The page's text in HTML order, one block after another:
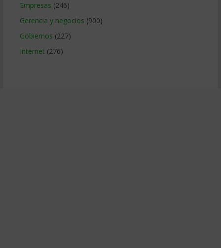
Empresas (246)
Gerencia y negocios (900)
Gobiernos (227)
Internet (276)